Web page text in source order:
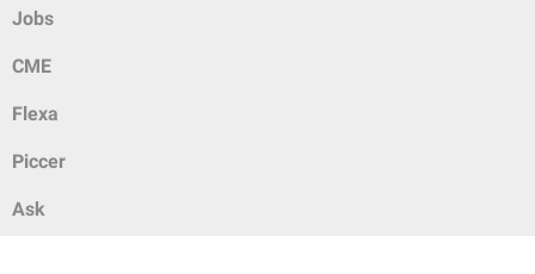
Jobs
CME
Flexa
Piccer
Ask